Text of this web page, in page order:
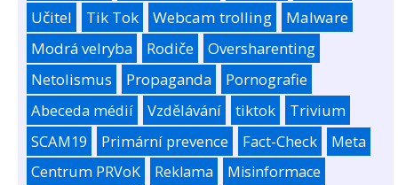
Učitel
Tik Tok Webcam trolling
Malware
Modrá velryba
Rodiče
Oversharenting
Netolismus
Propaganda
Pornografie
Abeceda médií
Vzdělávání tiktok
Trivium
SCAM19
Primární prevence Fact-Check
Meta
Centrum PRVoK
Reklama
Misinformace